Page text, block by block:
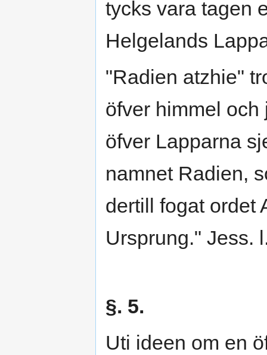
tycks vara tagen
Helgelands
"Radien atzhie"
öfver himmel och
öfver Lapparna
namnet Radien,
dertill fogat ordet
Ursprung." Jess.
§. 5.
Uti ideen om en